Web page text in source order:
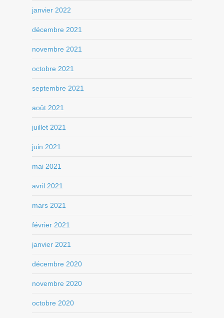
janvier 2022
décembre 2021
novembre 2021
octobre 2021
septembre 2021
août 2021
juillet 2021
juin 2021
mai 2021
avril 2021
mars 2021
février 2021
janvier 2021
décembre 2020
novembre 2020
octobre 2020